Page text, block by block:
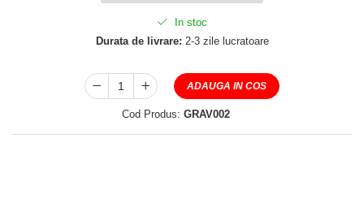
In stoc
Durata de livrare: 2-3 zile lucratoare
ADAUGA IN COS
Cod Produs: GRAV002